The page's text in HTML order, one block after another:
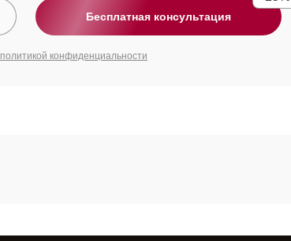
Бесплатная консультация
политикой конфиденциальности